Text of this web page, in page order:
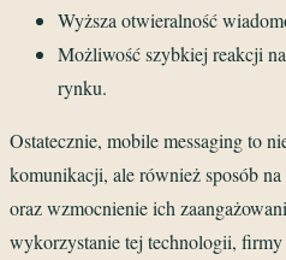
Wyższa otwieralność
Możliwość szybkiej reakcji
rynku.
Ostatecznie, mobile messaging to
komunikacji, ale również sposób
oraz wzmocnienie ich
wykorzystanie tej technologii, firmy